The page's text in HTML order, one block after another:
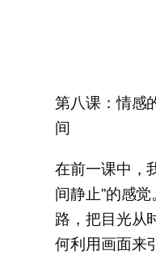
第八课：情
间
在前一课中，
间静止”的感
路，把目光从
何利用画面来